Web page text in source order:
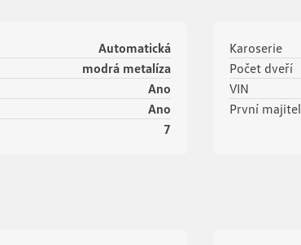
Automatická
modrá metalíza
Ano
Ano
7
Karoserie
Počet dveří
VIN
První majitel